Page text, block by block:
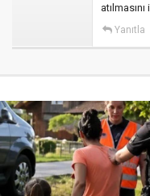
Yanıtla